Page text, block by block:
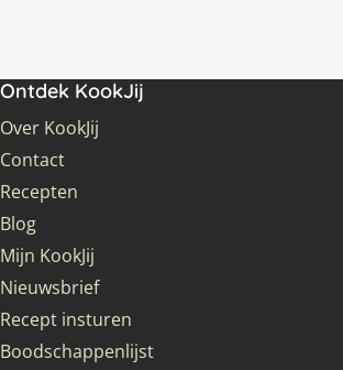
Ontdek KookJij
Over KookJij
Contact
Recepten
Blog
Mijn KookJij
Nieuwsbrief
Recept insturen
Boodschappenlijst